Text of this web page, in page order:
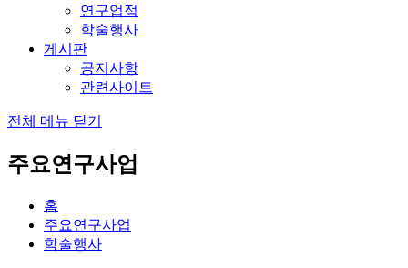
연구업적
학술행사
게시판
공지사항
관련사이트
전체 메뉴 닫기
주요연구사업
홈
주요연구사업
학술행사